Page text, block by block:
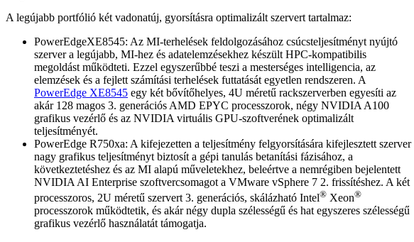
A legújabb portfólió két vadonatúj, gyorsításra optimalizált szervert tartalmaz:
PowerEdgeXE8545: Az MI-terhelések feldolgozásához csúcsteljesítményt nyújtó
szerver a legújabb, MI-hez és adatelemzésekhez készült HPC-kompatibilis
megoldást működteti. Ezzel egyszerűbbé teszi a mesterséges intelligencia, az
elemzések és a fejlett számítási terhelések futtatását egyetlen rendszeren. A
PowerEdge XE8545 egy két bővítőhelyes, 4U méretű rackszerverben egyesíti az
akár 128 magos 3. generációs AMD EPYC processzorok, négy NVIDIA A100
grafikus vezérlő és az NVIDIA virtuális GPU-szoftverének optimalizált
teljesítményét.
PowerEdge R750xa: A kifejezetten a teljesítmény felgyorsítására kifejlesztett szerver
nagy grafikus teljesítményt biztosít a gépi tanulás betanítási fázisához, a
következtetéshez és az MI alapú műveletekhez, beleértve a nemrégiben bejelentett
NVIDIA AI Enterprise szoftvercsomagot a VMware vSphere 7 2. frissítéshez. A két
processzoros, 2U méretű szervert 3. generációs, skálázható Intel® Xeon®
processzorok működtetik, és akár négy dupla szélességű és hat egyszeres szélességű
grafikus vezérlő használatát támogatja.